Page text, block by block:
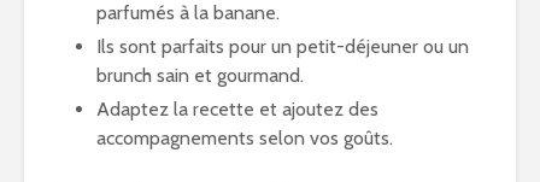
parfumés à la banane.
Ils sont parfaits pour un petit-déjeuner ou un
brunch sain et gourmand.
Adaptez la recette et ajoutez des
accompagnements selon vos goûts.